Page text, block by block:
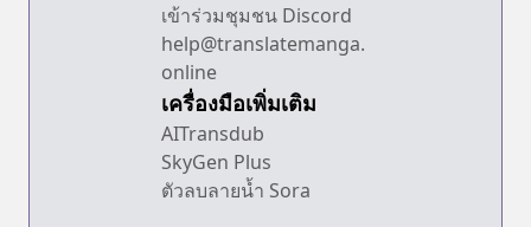
เข้าร่วมชุมชน Discord
help@translatemanga.
online
เครื่องมือเพิ่มเติม
AITransdub
SkyGen Plus
ตัวลบลายน้ำ Sora